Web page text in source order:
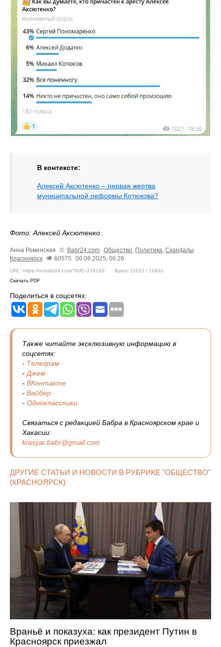
В контексте:
Алексей Аксютенко – первая жертва
муниципальной реформы Котюкова?
Фото: Алексей Аксютенко
Анна Роменская © Babr24.com Общество, Политика, Скандалы
Красноярск
60575 06.06.2025, 06:26
URL: https://m.babr24.com/?IDE=278196
Bytes: 11632 / 10891
Скачать PDF
Поделиться в соцсетях:
Также читайте эксклюзивную информацию в
соцсетях:
- Телеграм
-Джем
- ВКонтакте
- Вайбер
- Одноклассники
Связаться с редакцией Бабра в Красноярском крае и
Хакасии:
krasyar.babr@gmail.com
ДРУГИЕ СТАТЬИ И НОВОСТИ В РУБРИКЕ "ОБЩЕСТВО"
(КРАСНОЯРСК)
Враньё и показуха: как президент Путин в
Красноярск приезжал